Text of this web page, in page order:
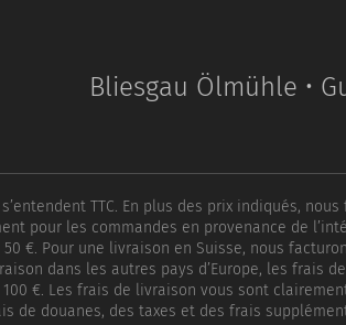
Bliesgau Ölmühle •
TTC. En plus des prix indiqués,
pour les commandes en provenance de
€. Pour une livraison en Suisse, nous
dans les autres pays d’Europe, les frais
€. Les frais de livraison vous sont
de douanes, des taxes et des frais